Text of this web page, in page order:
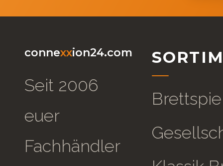
connexxion24.com
Seit 2006
euer
Fachhändler